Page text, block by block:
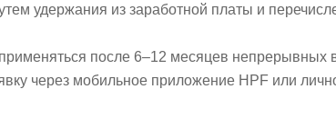
удержания из заработной платы и
после 6–12 месяцев непрерывных
через мобильное приложение HPF или